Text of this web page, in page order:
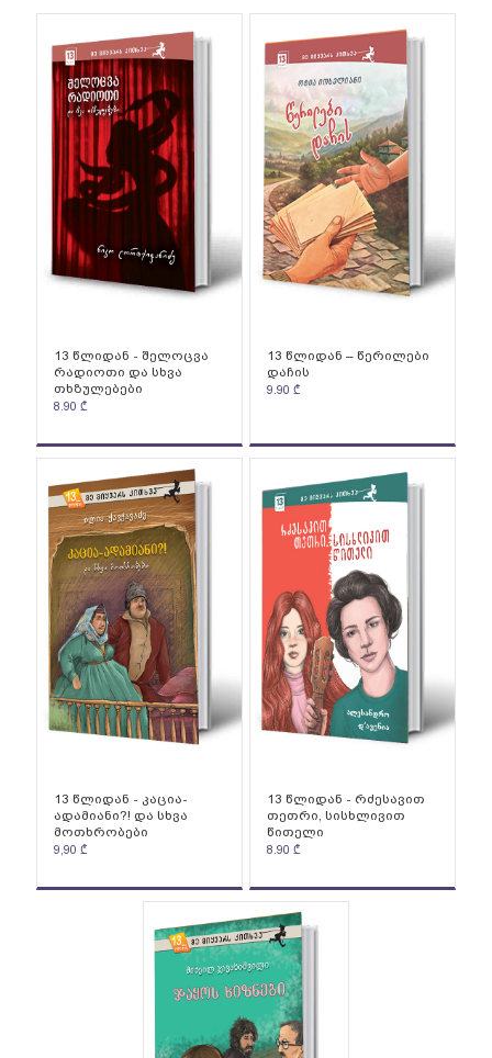
13 წლიდან - შელოცვა
რადიოთი და სხვა
თხზულებები
8.90 ₾
13 წლიდან – წერილები
დაჩის
9.90 ₾
13 წლიდან - კაცია-
ადამიანი?! და სხვა
მოთხრობები
9,90 ₾
13 წლიდან - რძესავით
თეთრი, სისხლივით
წითელი
8.90 ₾